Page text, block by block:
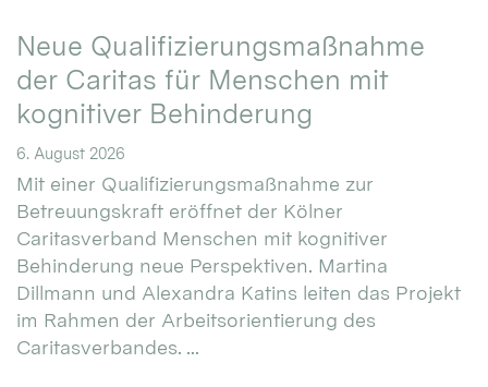
Neue Qualifizierungsmaßnahme
der Caritas für Menschen mit
kognitiver Behinderung
6. August 2026
Mit einer Qualifizierungsmaßnahme zur
Betreuungskraft eröffnet der Kölner
Caritasverband Menschen mit kognitiver
Behinderung neue Perspektiven. Martina
Dillmann und Alexandra Katins leiten das Projekt
im Rahmen der Arbeitsorientierung des
Caritasverbandes. ...